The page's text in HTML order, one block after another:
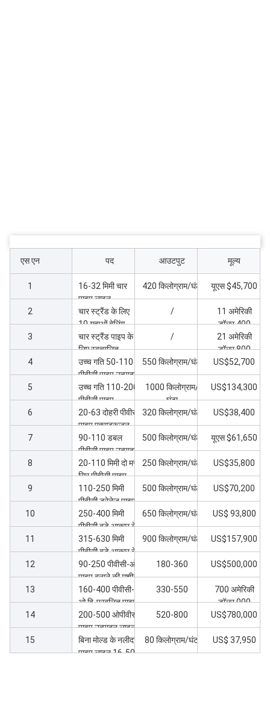
एस एन पद आउटपुट मूल्य
1
16-32 मिमी चार
पाइप लाइन
65/132-45kw
extruder के साथ
420 किलोग्राम/घंटा यूएस $45,700
2
चार स्ट्रैंड के लिए
10 गुहाओं बेलिंग
मशीन नलिका पाइप
लाइन 16-32
/
11 अमेरिकी
डॉलर,400
3
चार स्ट्रैंड पाइप के
लिए स्वचालित
पैकेजिंग मशीन 16-
32 मशीन
/
21 अमेरिकी
डॉलर,800
4
उच्च गति 50-110
पीवीसी पाइप उत्पादन
लाइन
550 किलोग्राम/घंटा US$52,700
5
उच्च गति 110-200
पीवीसी पाइप
एक्सट्रूज़न लाइन
1000 किलोग्राम/
घंटा
US$134,300
6
20-63 दोहरी पीवीसी
पाइप एक्सट्रूज़न
मशीन
320 किलोग्राम/घंटा US$38,400
7
90-110 डबल
पीवीसी पाइप उत्पादन
लाइन
500 किलोग्राम/घंटा यूएस $61,650
8
20-110 मिमी दो मर
सिर पीवीसी पाइप
उत्पादन लाइन
250 किलोग्राम/घंटा US$35,800
9
110-250 मिमी
पीवीसी ड्रेनेज पाइप
बनाने की उत्पादन
लाइन
500 किलोग्राम/घंटा US$70,200
10
250-400 मिमी
पीवीसी बड़े आकार के
अपशिष्ट जल पाइप
उत्पादन लाइन
650 किलोग्राम/घंटा US$ 93,800
11
315-630 मिमी
पीवीसी बड़े आकार के
पाइप उत्पादन लाइन
900 किलोग्राम/घंटा US$157,900
12
90-250 पीवीसी-ओ
पाइप बनाने की मशीन
180-360 US$500,000
13
160-400 पीवीसी-
ओ द्वि-प्रबलित पाइप
लाइन
330-550
700 अमेरिकी
डॉलर,000
14
200-500 ओपीवीसी
पाइप उत्पादन लाइन
गारंटी MRS500
520-800 US$780,000
15
बिना मोल्ड के नलीदार
पाइप लाइन 16-50
80 किलोग्राम/घंटा US$ 37,950